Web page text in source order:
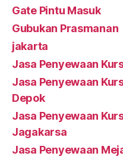
Gate Pintu Masuk
Gubukan Prasmanan
jakarta
Jasa Penyewaan
Jasa Penyewaan
Depok
Jasa Penyewaan
Jagakarsa
Jasa Penyewaan